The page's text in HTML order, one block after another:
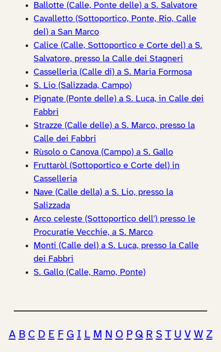
Ballotte (Calle, Ponte delle) a S. Salvatore
Cavalletto (Sottoportico, Ponte, Rio, Calle
del) a San Marco
Calice (Calle, Sottoportico e Corte del) a S.
Salvatore, presso la Calle dei Stagneri
Casselleria (Calle di) a S. Maria Formosa
S. Lio (Salizzada, Campo)
Pignate (Ponte delle) a S. Luca, in Calle dei
Fabbri
Strazze (Calle delle) a S. Marco, presso la
Calle dei Fabbri
Rùsolo o Canova (Campo) a S. Gallo
Fruttaròl (Sottoportico e Corte del) in
Casselleria
Nave (Calle della) a S. Lio, presso la
Salizzada
Arco celeste (Sottoportico dell') presso le
Procuratie Vecchie, a S. Marco
Monti (Calle del) a S. Luca, presso la Calle
dei Fabbri
S. Gallo (Calle, Ramo, Ponte)
A B C D E F G I L M N O P Q R S T U V W Z